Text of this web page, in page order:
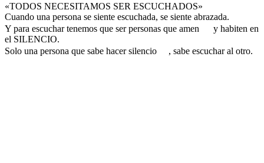
«TODOS NECESITAMOS SER ESCUCHADOS»
Cuando una persona se siente escuchada, se siente abrazada.
Y para escuchar tenemos que ser personas que amen
y habiten en
el SILENCIO.
Solo una persona que sabe hacer silencio
, sabe escuchar al otro.